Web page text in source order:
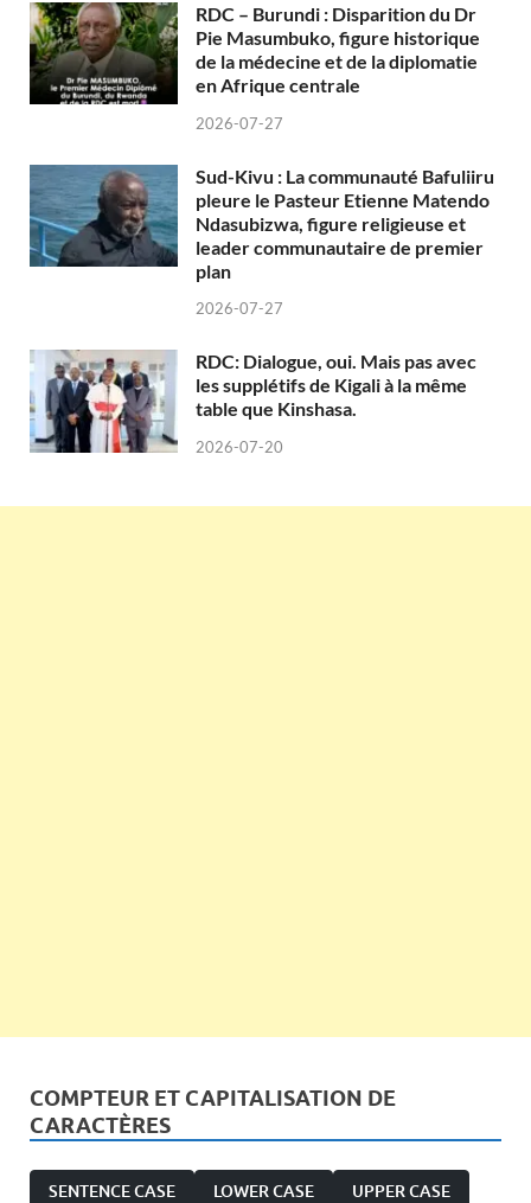
RDC – Burundi : Disparition du Dr
Pie Masumbuko, figure historique
de la médecine et de la diplomatie
en Afrique centrale
2026-07-27
Sud-Kivu : La communauté Bafuliiru
pleure le Pasteur Etienne Matendo
Ndasubizwa, figure religieuse et
leader communautaire de premier
plan
2026-07-27
RDC: Dialogue, oui. Mais pas avec
les supplétifs de Kigali à la même
table que Kinshasa.
2026-07-20
COMPTEUR ET CAPITALISATION DE
CARACTÈRES
SENTENCE CASE LOWER CASE UPPER CASE